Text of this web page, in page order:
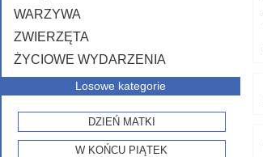
WARZYWA
ZWIERZĘTA
ŻYCIOWE WYDARZENIA
Losowe kategorie
DZIEŃ MATKI
W KOŃCU PIĄTEK